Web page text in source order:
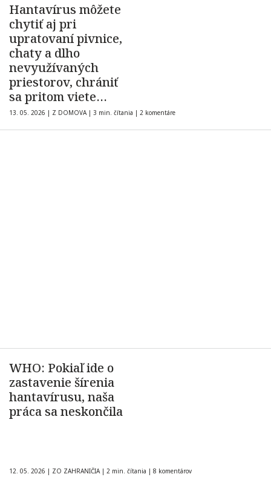
Hantavírus môžete
chytiť aj pri
upratovaní pivnice,
chaty a dlho
nevyužívaných
priestorov, chrániť
sa pritom viete
jednoducho
13. 05. 2026 | Z DOMOVA | 3 min. čítania | 2 komentáre
WHO: Pokiaľ ide o
zastavenie šírenia
hantavírusu, naša
práca sa neskončila
12. 05. 2026 | ZO ZAHRANIČIA | 2 min. čítania | 8 komentárov